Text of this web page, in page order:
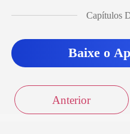
ou a
, Salvato
Capítulos
Baixe o
Anterior